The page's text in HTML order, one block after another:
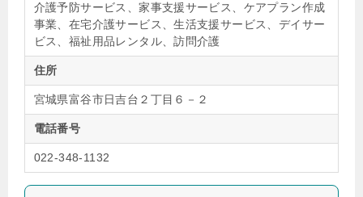
介護予防サービス、家事支援サービス、ケアプラン作成
事業、在宅介護サービス、生活支援サービス、デイサー
ビス、福祉用品レンタル、訪問介護
住所
宮城県富谷市日吉台２丁目６－２
電話番号
022-348-1132